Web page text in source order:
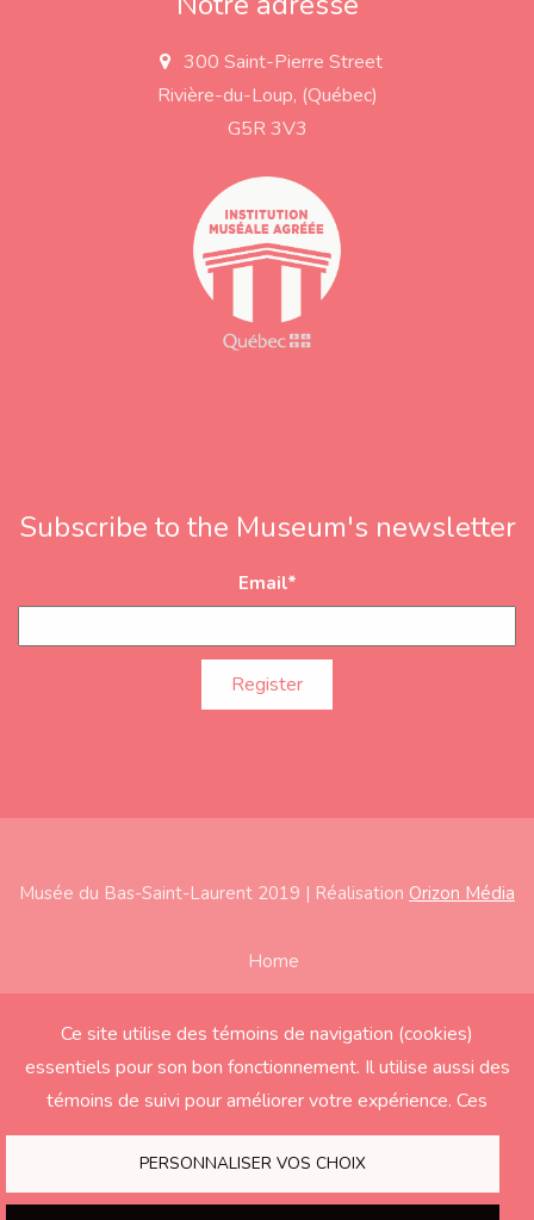
a
d
300 Saint-Pierre Street
Rivière-du-Loup, (Québec)
G5R 3V3
Subscribe to the Museum's newsletter
Email*
Musée du Bas-Saint-Laurent 2019 | Réalisation Orizon Média
Ce site utilise des témoins de navigation (cookies)
essentiels pour son bon fonctionnement. Il utilise aussi des
témoins de suivi pour améliorer votre expérience. Ces
derniers seront activés seulement si vous acceptez.
PERSONNALISER VOS CHOIX
Home
Education
Support the Museum